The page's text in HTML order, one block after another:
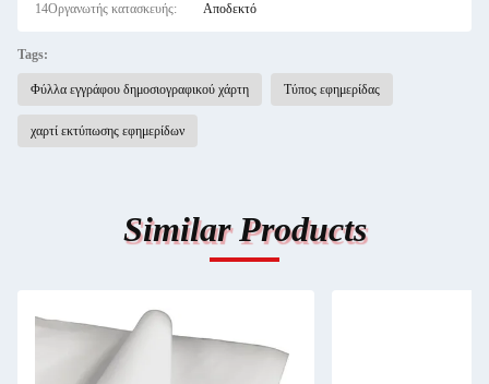
14Οργανωτής κατασκευής: Αποδεκτό
Tags:
Φύλλα εγγράφου δημοσιογραφικού χάρτη Τύπος εφημερίδας
χαρτί εκτύπωσης εφημερίδων
Similar Products